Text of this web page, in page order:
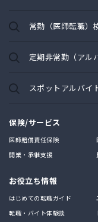
常勤（医師転職）
定期非常勤（アル
スポットアルバイ
保険/サービス
医師賠償責任保険
開業・承継支援
お役立ち情報
はじめての転職ガイド
転職・バイト体験談